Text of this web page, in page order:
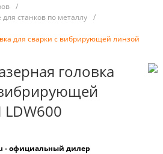
/
станков по металлу /
для сварки с вибрирующей линзой
головка
LDW600
- официальный дилер